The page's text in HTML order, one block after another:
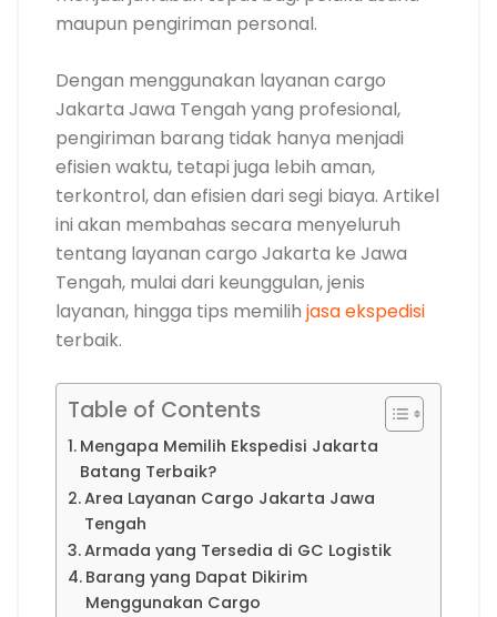
maupun pengiriman personal.
Dengan menggunakan layanan cargo
Jakarta Jawa Tengah yang profesional,
pengiriman barang tidak hanya menjadi
efisien waktu, tetapi juga lebih aman,
terkontrol, dan efisien dari segi biaya. Artikel
ini akan membahas secara menyeluruh
tentang layanan cargo Jakarta ke Jawa
Tengah, mulai dari keunggulan, jenis
layanan, hingga tips memilih jasa ekspedisi
terbaik.
Table of Contents
Mengapa Memilih Ekspedisi Jakarta
Batang Terbaik?
Area Layanan Cargo Jakarta Jawa
Tengah
Armada yang Tersedia di GC Logistik
Barang yang Dapat Dikirim
Menggunakan Cargo